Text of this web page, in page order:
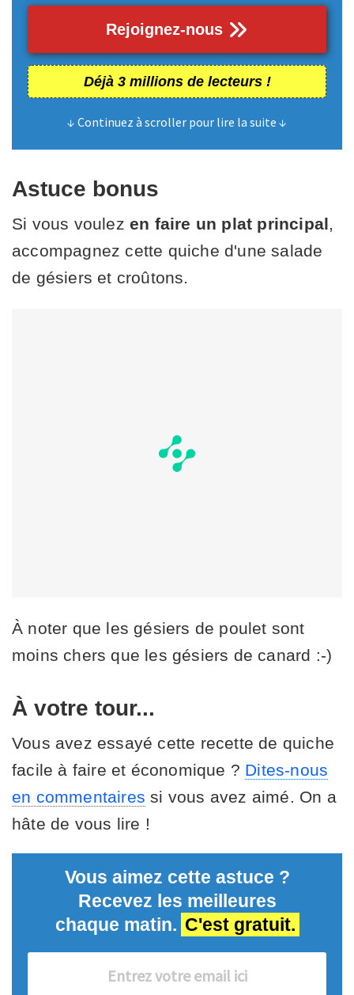
Rejoignez-nous
Déjà 3 millions de lecteurs !
↓ Continuez à scroller pour lire la suite ↓
Astuce bonus
Si vous voulez en faire un plat principal
accompagnez cette quiche d'une salade
de gésiers et croûtons.
À noter que les gésiers de poulet sont
moins chers que les gésiers de canard :-)
À votre tour...
Vous avez essayé cette recette de quiche
facile à faire et économique ? Dites-nous
en commentaires si vous avez aimé. On a
hâte de vous lire !
Vous aimez cette astuce ?
Recevez les meilleures
chaque matin. C'est gratuit.